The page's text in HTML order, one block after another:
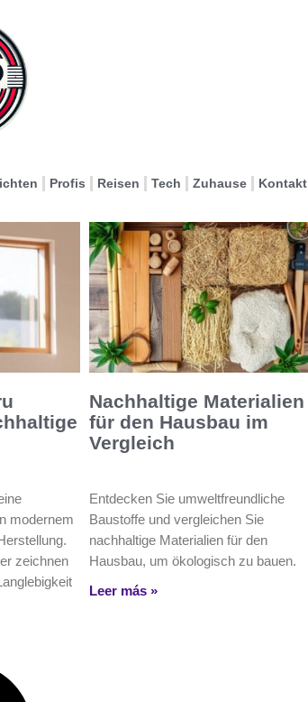
Profis Reisen Tech Zuhause Kontakt
modernem
zeichnen
Nachhaltige Materialien
für den Hausbau im
Vergleich
Entdecken Sie umweltfreundliche
Baustoffe und vergleichen Sie
nachhaltige Materialien für den
Hausbau, um ökologisch zu bauen.
Leer más »